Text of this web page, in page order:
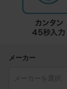
メーカー